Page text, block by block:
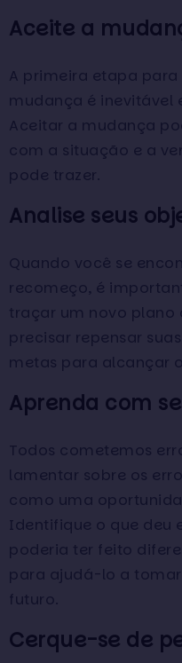
Aceite a
A primeira etapa
mudança é inevitável
Aceitar a mudança
com a situação e a
pode trazer.
Analise seus
Quando você se
recomeço, é
traçar um novo plano
precisar repensar
metas para alcançar
Aprenda com
Todos cometemos
lamentar sobre os
como uma
Identifique o que deu
poderia ter feito
para ajudá-lo a
futuro.
Cerque-se de